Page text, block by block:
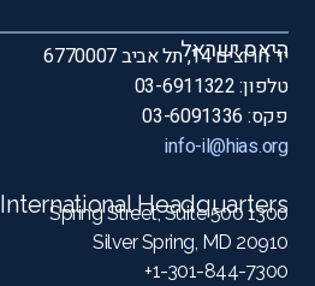
היאס ישראל
יד חרוצים 14, תל אביב 6770007
טלפון: 03-6911322
פקס: 03-6091336
info-il@hias.org
International Headquarters
1300 Spring Street, Suite 500
Silver Spring, MD 20910
1-301-844-7300+